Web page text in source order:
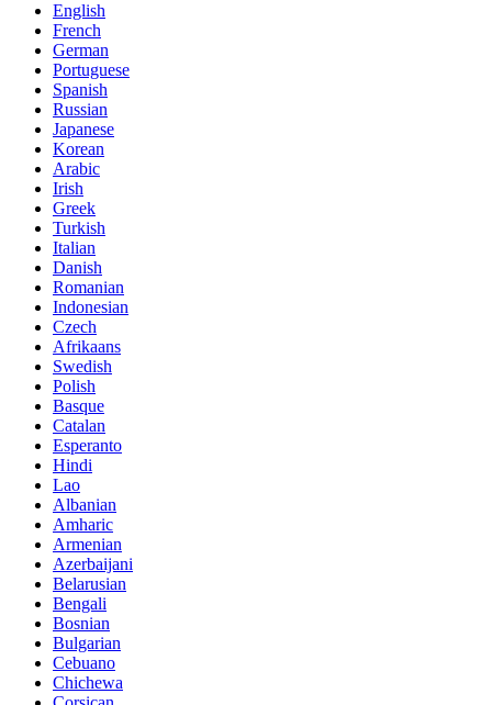
English
French
German
Portuguese
Spanish
Russian
Japanese
Korean
Arabic
Irish
Greek
Turkish
Italian
Danish
Romanian
Indonesian
Czech
Afrikaans
Swedish
Polish
Basque
Catalan
Esperanto
Hindi
Lao
Albanian
Amharic
Armenian
Azerbaijani
Belarusian
Bengali
Bosnian
Bulgarian
Cebuano
Chichewa